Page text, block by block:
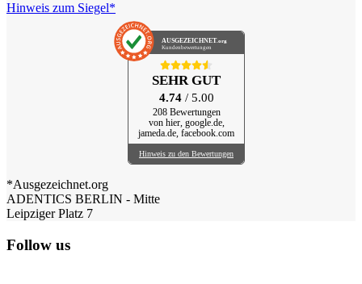
Hinweis zum Siegel*
AUSGEZEICHNET.org
Kundenbewertungen
SEHR GUT
4.74 / 5.00
208 Bewertungen
von hier, google.de,
jameda.de, facebook.com
Hinweis zu den Bewertungen
*Ausgezeichnet.org
ADENTICS BERLIN - Mitte
Leipziger Platz 7
Follow us